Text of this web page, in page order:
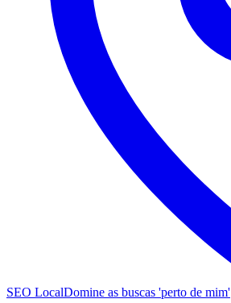
SEO LocalDomine as buscas 'perto de mim'